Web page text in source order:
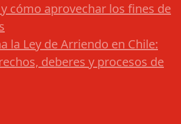
cómo aprovechar los fines de
la Ley de Arriendo en Chile:
deberes y procesos de